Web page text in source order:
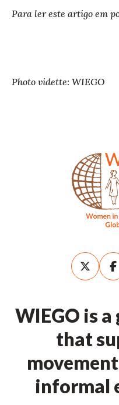
Para ler este artigo em
Photo vidette: WIEGO
WIEGO is
that
informal